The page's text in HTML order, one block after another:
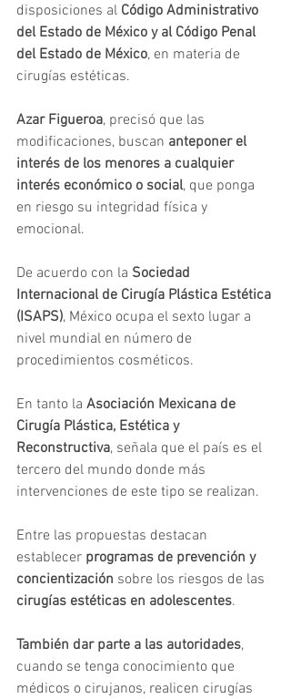
disposiciones al Código Administrativo
del Estado de México y al Código Penal
del Estado de México, en materia de
cirugías estéticas.
Azar Figueroa, precisó que las
modificaciones, buscan anteponer el
interés de los menores a cualquier
interés económico o social, que ponga
en riesgo su integridad física y
emocional.
De acuerdo con la Sociedad
Internacional de Cirugía Plástica Estética
(ISAPS), México ocupa el sexto lugar a
nivel mundial en número de
procedimientos cosméticos.
En tanto la Asociación Mexicana de
Cirugía Plástica, Estética y
Reconstructiva, señala que el país es el
tercero del mundo donde más
intervenciones de este tipo se realizan.
Entre las propuestas destacan
establecer programas de prevención y
concientización sobre los riesgos de las
cirugías estéticas en adolescentes.
También dar parte a las autoridades,
cuando se tenga conocimiento que
médicos o cirujanos, realicen cirugías